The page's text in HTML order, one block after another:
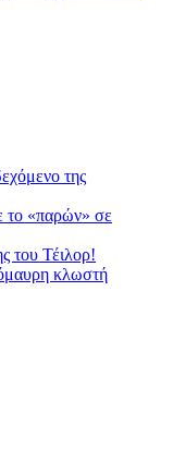
της
«παρών» σε
του Τέιλορ!
κλωστή